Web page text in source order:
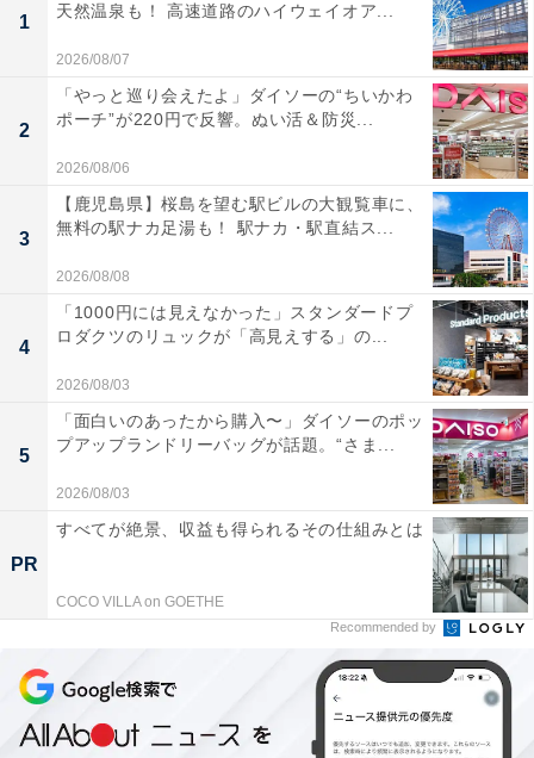
1
天然温泉も！ 高速道路のハイウェイオア...
2026/08/07
2
「やっと巡り会えたよ」ダイソーの“ちいかわ
ポーチ”が220円で反響。ぬい活＆防災...
2026/08/06
3
【鹿児島県】桜島を望む駅ビルの大観覧車に、
無料の駅ナカ足湯も！ 駅ナカ・駅直結ス...
2026/08/08
4
「1000円には見えなかった」スタンダードプ
ロダクツのリュックが「高見えする」の...
2026/08/03
5
「面白いのあったから購入〜」ダイソーのポッ
プアップランドリーバッグが話題。“さま...
2026/08/03
PR
すべてが絶景、収益も得られるその仕組みとは
COCO VILLA on GOETHE
Recommended by